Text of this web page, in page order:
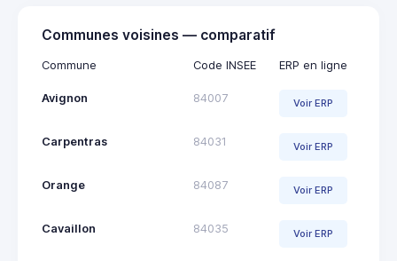
Communes voisines — comparatif
Commune Code INSEE ERP en ligne
Avignon 84007 Voir ERP
Carpentras 84031 Voir ERP
Orange 84087 Voir ERP
Cavaillon 84035 Voir ERP